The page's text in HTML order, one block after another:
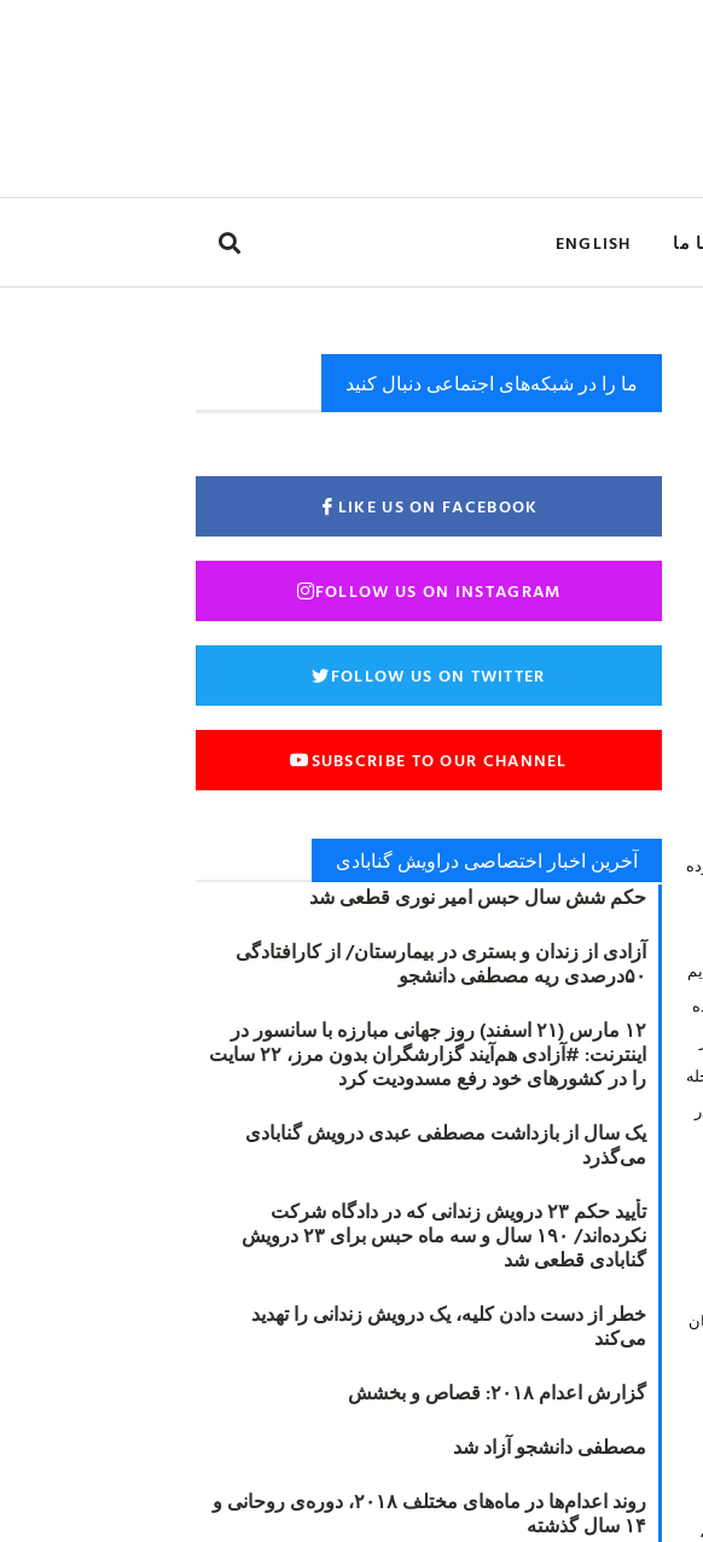
ما ENGLISH
هر آسمان
ما را در شبکه‌های اجتماعی دنبال کنید
LIKE US ON FACEBOOK
FOLLOW US ON INSTAGRAM
FOLLOW US ON TWITTER
SUBSCRIBE TO OUR CHANNEL
آخرین اخبار اختصاصی دراویش گنابادی
حکم شش سال حبس امیر نوری قطعی شد
آزادی از زندان و بستری در بیمارستان/ از کارافتادگی
۵۰درصدی ریه مصطفی دانشجو
۱۲ مارس (۲۱ اسفند) روز جهانی مبارزه با سانسور در
اینترنت: #آزادی هم‌آیند گزارشگران‌ بدون مرز، ۲۲ سایت
را در کشورهای خود رفع مسدودیت کرد
یک سال از بازداشت مصطفی عبدی درویش گنابادی
می‌گذرد
تأیید حکم ۲۳ درویش زندانی که در دادگاه شرکت
نکرده‌اند/ ۱۹۰ سال و سه ماه حبس برای ۲۳ درویش
گنابادی قطعی شد
خطر از دست دادن کلیه، یک درویش زندانی را تهدید
می‌کند
گزارش اعدام ۲۰۱۸: قصاص و بخشش
مصطفی دانشجو آزاد شد
روند اعدام‌ها در ماه‌های مختلف ۲۰۱۸، دوره‌ی روحانی و
۱۴ سال گذشته